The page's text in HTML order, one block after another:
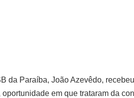
da Paraíba, João Azevêdo,
em que trataram da